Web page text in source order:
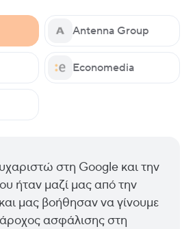
Antenna Group
Economedia
στη Google και την
ήταν μαζί μας από την
μας βοήθησαν να γίνουμε
ασφάλισης στη